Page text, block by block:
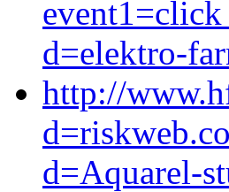
d=elektro-
http://
d=Aquarel-